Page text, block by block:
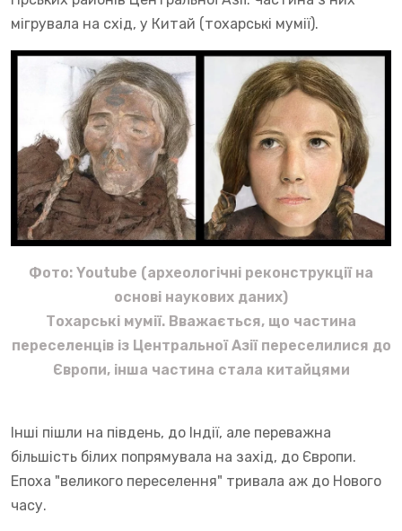
мігрувала на схід, у Китай (тохарські мумії).
Фото: Youtube (археологічні реконструкції на
основі наукових даних)
Тохарські мумії. Вважається, що частина
переселенців із Центральної Азії переселилися до
Європи, інша частина стала китайцями
Інші пішли на південь, до Індії, але переважна
більшість білих попрямувала на захід, до Європи.
Епоха "великого переселення" тривала аж до Нового
часу.